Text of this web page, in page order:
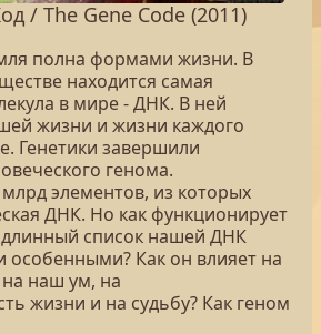
/ The Gene Code (2011)
полна формами жизни. В
находится самая
в мире - ДНК. В ней
жизни и жизни каждого
Генетики завершили
генома.
элементов, из которых
ДНК. Но как функционирует
длинный список нашей ДНК
особенными? Как он влияет на
наш ум, на
жизни и на судьбу? Как геном